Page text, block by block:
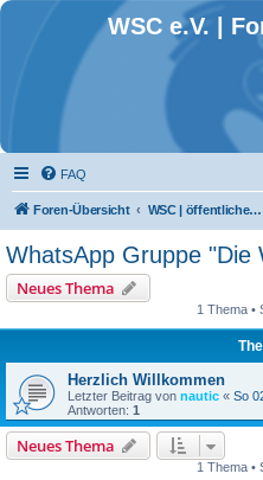
WSC e.V. |
FAQ
Foren-Übersicht WSC | öffentlicher Bereich
WhatsApp Gruppe "Die
Neues Thema
1 Thema •
Herzlich Willkommen
Letzter Beitrag von nautic « So
Antworten: 1
Neues Thema
1 Thema •